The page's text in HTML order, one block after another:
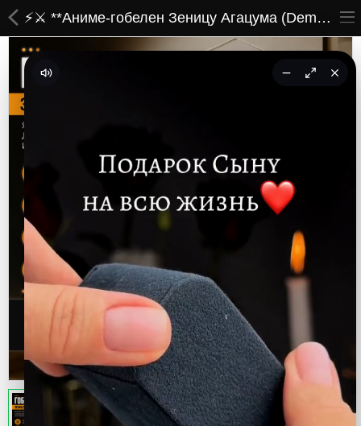
ВСЕ ТОВАРЫ
Гравировка
CoolPass
⚡️⚔️ **Аниме-гобелен Зеницу Агацума (Demon Slayer / Клинок, рассекающий демонов) — Яркий акцент для твоего интерьера!** ⚔️⚡️